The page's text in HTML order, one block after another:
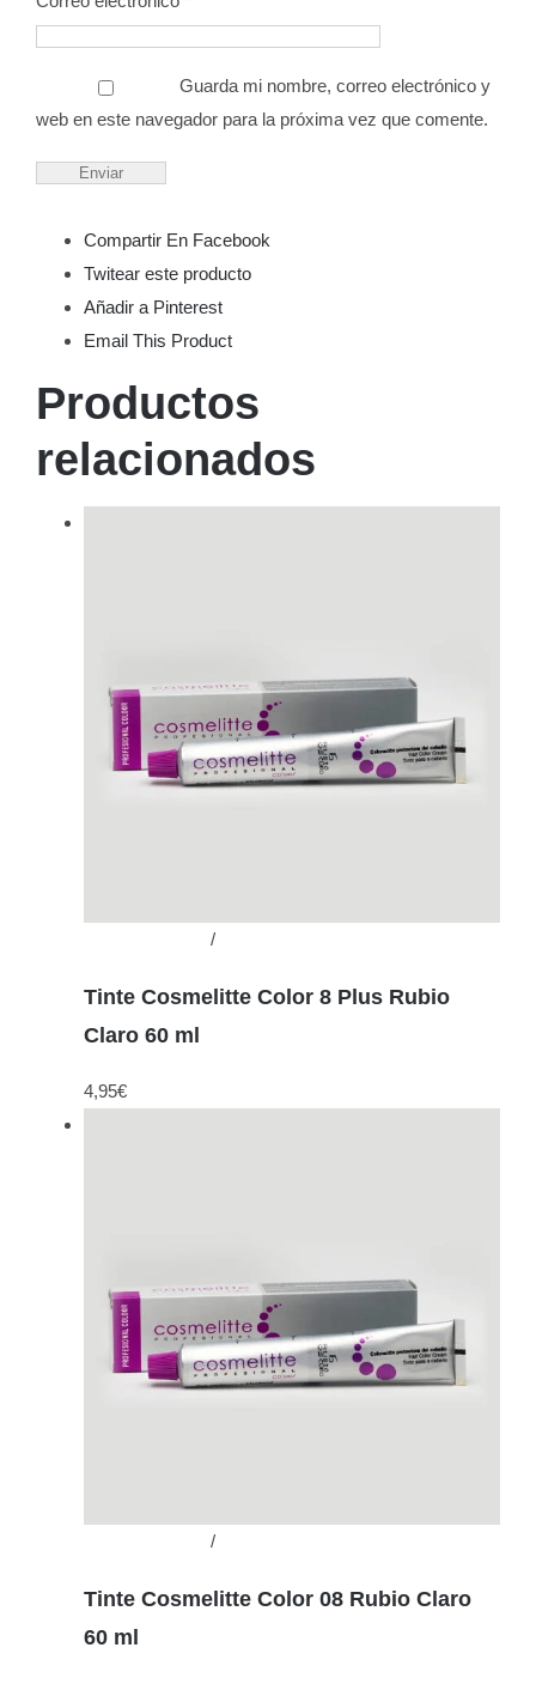
Guarda mi nombre, correo electrónico y
web en este navegador para la próxima vez que comente.
Compartir En Facebook
Twitear este producto
Añadir a Pinterest
Email This Product
Productos
relacionados
/
Tinte Cosmelitte Color 8 Plus Rubio
Claro 60 ml
4,95€
/
Tinte Cosmelitte Color 08 Rubio Claro
60 ml